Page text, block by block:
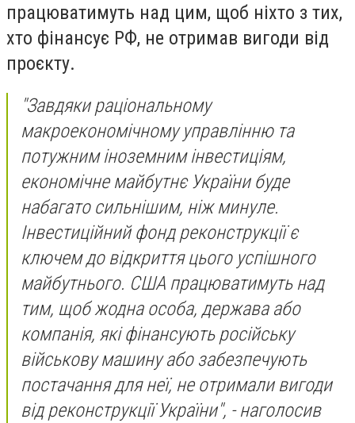
працюватимуть над цим, щоб ніхто з тих,
хто фінансує РФ, не отримав вигоди від
проєкту.
"Завдяки раціональному
макроекономічному управлінню та
потужним іноземним інвестиціям,
економічне майбутнє України буде
набагато сильнішим, ніж минуле.
Інвестиційний фонд реконструкції є
ключем до відкриття цього успішного
майбутнього. США працюватимуть над
тим, щоб жодна особа, держава або
компанія, які фінансують російську
військову машину або забезпечують
постачання для неї, не отримали вигоди
від реконструкції України", - наголосив